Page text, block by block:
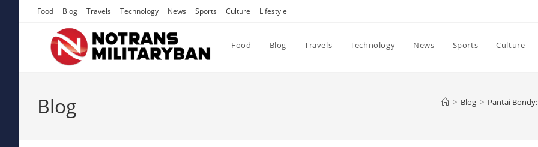
Food Blog Travels Technology News Sports Culture Lifestyle
Food Blog Travels Technology News Sports Culture
Blog > Blog > Pantai